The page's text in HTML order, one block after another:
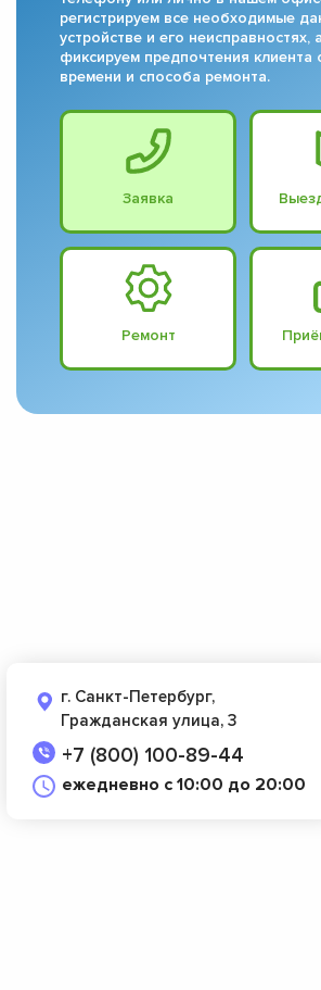
регистрируем все необходимые
устройстве и его неисправностях,
фиксируем предпочтения клиента
времени и способа ремонта.
Заявка
Ремонт
г. Санкт-Петербург,
Гражданская улица, 3
+7 (800) 100-89-44
ежедневно с 10:00 до 20:00